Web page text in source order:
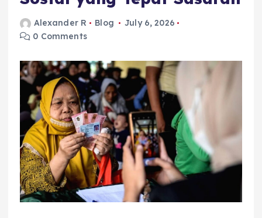
Alexander R Blog
July 6, 2026
0 Comments